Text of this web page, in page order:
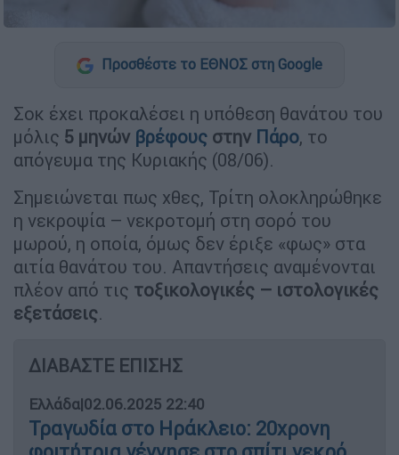
Προσθέστε το ΕΘΝΟΣ στη Google
Σοκ έχει προκαλέσει η υπόθεση θανάτου του
μόλις 5 μηνών βρέφους στην Πάρο, το
απόγευμα της Κυριακής (08/06).
Σημειώνεται πως χθες, Τρίτη ολοκληρώθηκε
η νεκροψία – νεκροτομή στη σορό του
μωρού, η οποία, όμως δεν έριξε «φως» στα
αιτία θανάτου του. Απαντήσεις αναμένονται
πλέον από τις τοξικολογικές – ιστολογικές
εξετάσεις.
ΔΙΑΒΑΣΤΕ ΕΠΙΣΗΣ
Ελλάδα|02.06.2025 22:40
Τραγωδία στο Ηράκλειο: 20χρονη